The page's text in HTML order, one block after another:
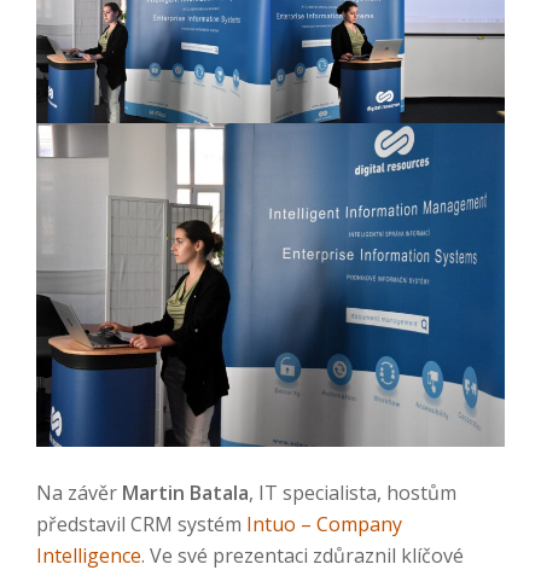
Na závěr Martin Batala, IT specialista, hostům
představil CRM systém Intuo – Company
Intelligence. Ve své prezentaci zdůraznil klíčové